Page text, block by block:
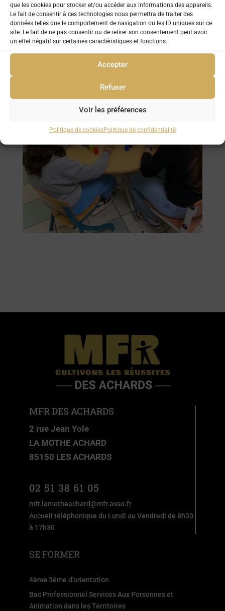
que les cookies pour stocker et/ou accéder aux informations des appareils.
Le fait de consentir à ces technologies nous permettra de traiter des
données telles que le comportement de navigation ou les ID uniques sur ce
site. Le fait de ne pas consentir ou de retirer son consentement peut avoir
un effet négatif sur certaines caractéristiques et fonctions.
Accepter
Refuser
Voir les préférences
Politique de cookiesPolitique de confidentialité
MFR DES ACHARDS
2 rue Jean Yole
LA MOTHE ACHARD
85150 LES ACHARDS
02 51 38 61 05
mfr.lamotheachard@mfr.asso.fr
Accueil téléphonique du Lundi au Vendredi de 8h30
à 17h30
SE FORMER
4ème 3ème d'orientation
Bac Professionnel Services Aux Personnes et
Animation dans les Territoires